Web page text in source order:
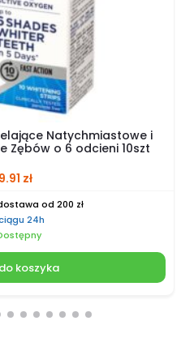
Natychmiastowe i
Zębów o 6 odcieni 10szt
zł
od 200 zł
24h
koszyka